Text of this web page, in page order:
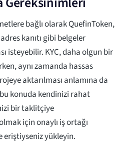
bağlı olarak QuefinToken,
kanıtı gibi belgeler
isteyebilir. KYC, daha olgun bir
aynı zamanda hassas
aktarılması anlamına da
konuda kendinizi rahat
bir taklitçiye
için onaylı iş ortağı
eriştiyseniz yükleyin.